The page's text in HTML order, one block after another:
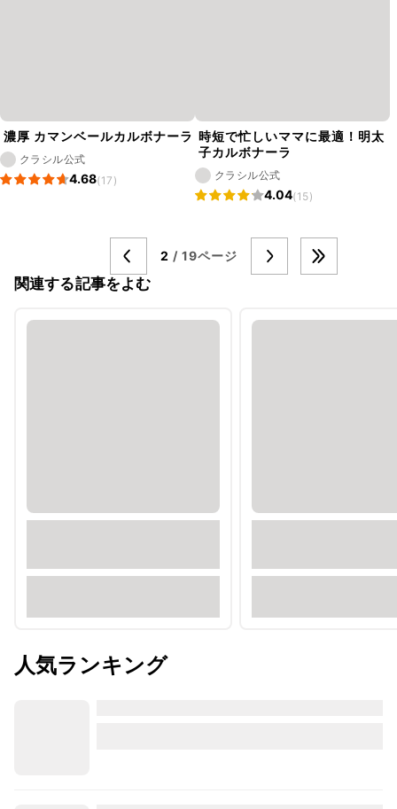
濃厚 カマンベールカルボナーラ
クラシル公式
4.68(17)
時短で忙しいママに最適！明太
子カルボナーラ
クラシル公式
4.04(15)
2 / 19ページ
関連する記事をよむ
人気ランキング